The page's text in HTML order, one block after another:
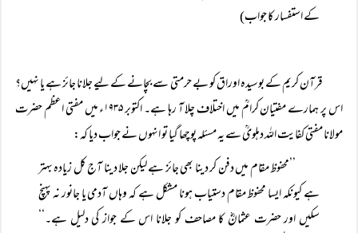
کے استفسار کا جواب)
قرآن کریم کے بوسیدہ اوراق کو بے حرمتی سے بچانے کے لیے جلانا جائز ہے یا نہیں؟
اس پر ہمارے مفتیان کرامؒ میں اختلاف چلا آ رہا ہے۔ اکتوبر ۱۹۳۵ء میں مفتی اعظم حضرت
مولانا مفتی کفایت اللہ دہلویؒ سے یہ مسئلہ پوچھا گیا تو انہوں نے جواب دیا کہ:
’’محفوظ مقام میں دفن کر دینا بھی جائز ہے لیکن جلا دینا آج کل زیادہ بہتر
ہے کیونکہ ایسا محفوظ مقام دستیاب ہونا مشکل ہے کہ وہاں آدمی یا جانور نہ پہنچ
سکیں اور حضرت عثمانؓ کا مصاحف کو جلانا اس کے جواز کی دلیل ہے۔‘‘